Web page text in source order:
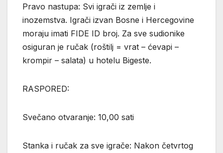
Pravo nastupa: Svi igrači iz zemlje i
inozemstva. Igrači izvan Bosne i Hercegovine
moraju imati FIDE ID broj. Za sve sudionike
osiguran je ručak (roštilj = vrat – ćevapi –
krompir – salata) u hotelu Bigeste.
RASPORED:
Svečano otvaranje: 10,00 sati
Stanka i ručak za sve igrače: Nakon četvrtog